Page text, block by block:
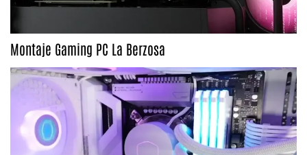
Montaje Gaming PC La Berzosa